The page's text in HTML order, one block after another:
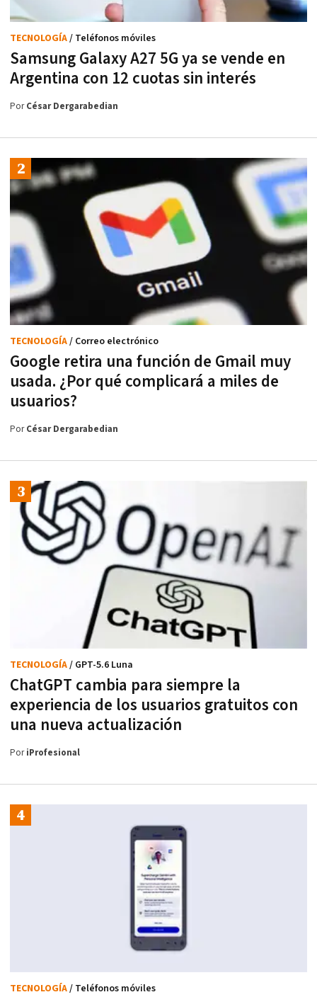
Samsung Galaxy A27 5G ya se vende en
Argentina con 12 cuotas sin interés
TECNOLOGÍA/ Teléfonos móviles
PorCésar Dergarabedian
Google retira una función de Gmail muy
usada. ¿Por qué complicará a miles de
usuarios?
TECNOLOGÍA/ Correo electrónico
PorCésar Dergarabedian
ChatGPT cambia para siempre la
experiencia de los usuarios gratuitos con
una nueva actualización
TECNOLOGÍA/ GPT-5.6 Luna
PoriProfesional
TECNOLOGÍA/ Teléfonos móviles